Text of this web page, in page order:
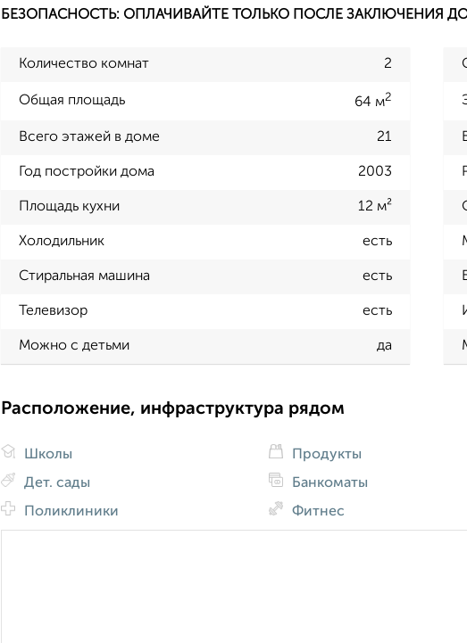
БЕЗОПАСНОСТЬ: ОПЛАЧИВАЙТЕ ТОЛЬКО ПОСЛЕ ЗАКЛЮЧЕНИЯ
Количество комнат 2
Общая площадь 64 м2
Всего этажей в доме 21
Год постройки дома 2003
Площадь кухни 12 м²
Холодильник есть
Стиральная машина есть
Телевизор есть
Можно с детьми да
Расположение, инфраструктура рядом
Школы
Дет. сады
Поликлиники
Продукты
Банкоматы
Фитнес